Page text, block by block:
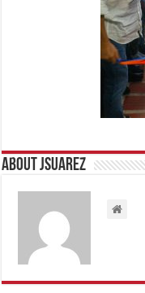
About Jsuarez